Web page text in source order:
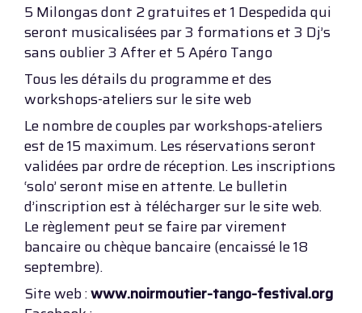
5 Milongas dont 2 gratuites et 1 Despedida qui
seront musicalisées par 3 formations et 3 Dj’s
sans oublier 3 After et 5 Apéro Tango
Tous les détails du programme et des
workshops-ateliers sur le site web
Le nombre de couples par workshops-ateliers
est de 15 maximum. Les réservations seront
validées par ordre de réception. Les inscriptions
‘solo’ seront mise en attente. Le bulletin
d’inscription est à télécharger sur le site web.
Le règlement peut se faire par virement
bancaire ou chèque bancaire (encaissé le 18
septembre).
Site web :www.noirmoutier-tango-festival.org